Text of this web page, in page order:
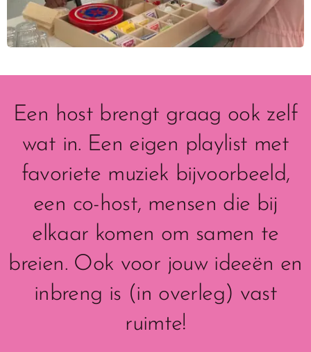
Een host brengt graag ook zelf
wat in. Een eigen playlist met
favoriete muziek bijvoorbeeld,
een co-host, mensen die bij
elkaar komen om samen te
breien. Ook voor jouw ideeën en
inbreng is (in overleg) vast
ruimte!